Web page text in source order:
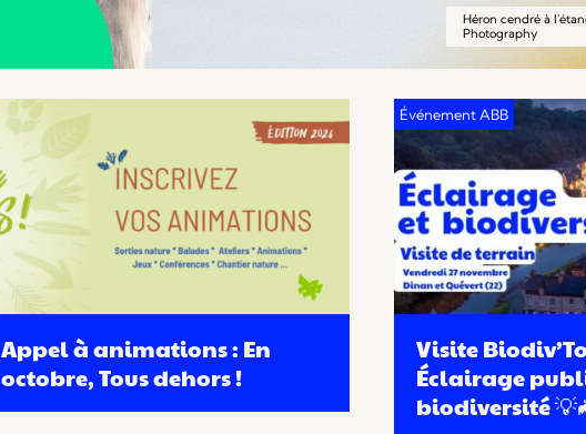
Héron cendré à
Photography
Appel à animations : En
octobre, Tous dehors !
Visite
Éclairage
biodiversité